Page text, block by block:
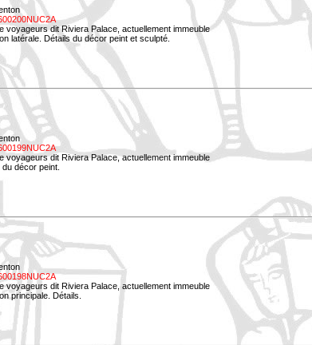
voyageurs dit Riviera Palace, actuellement immeuble
latérale. Détails du décor peint et sculpté.
voyageurs dit Riviera Palace, actuellement immeuble
décor peint.
voyageurs dit Riviera Palace, actuellement immeuble
principale. Détails.